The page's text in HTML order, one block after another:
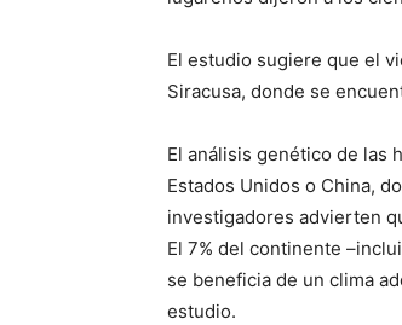
El estudio sugiere que el
Siracusa, donde se
El análisis genético de las
Estados Unidos o China,
investigadores advierten
El 7% del continente
se beneficia de un clima
estudio.